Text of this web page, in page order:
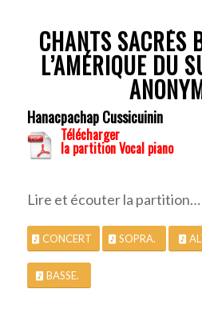
CHANTS SACRÉS
L’AMÉRIQUE DU
Hanacpachap Cussicuinin
Télécharger
la partition Vocal piano
Lire et écouter la partition…
CONCERT SOPRA.
BASSE.